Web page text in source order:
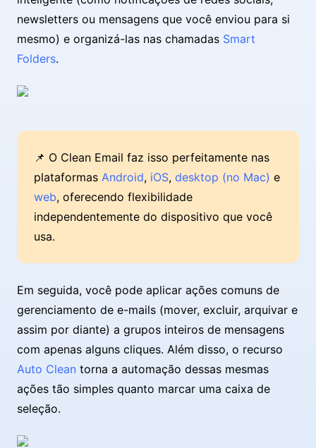
newsletters ou mensagens que você enviou para si
mesmo) e organizá-las nas chamadas Smart
Folders.
📌 O Clean Email faz isso perfeitamente nas
plataformas Android, iOS, desktop (no Mac) e
web, oferecendo flexibilidade
independentemente do dispositivo que você
usa.
Em seguida, você pode aplicar ações comuns de
gerenciamento de e-mails (mover, excluir, arquivar e
assim por diante) a grupos inteiros de mensagens
com apenas alguns cliques. Além disso, o recurso
Auto Clean torna a automação dessas mesmas
ações tão simples quanto marcar uma caixa de
seleção.